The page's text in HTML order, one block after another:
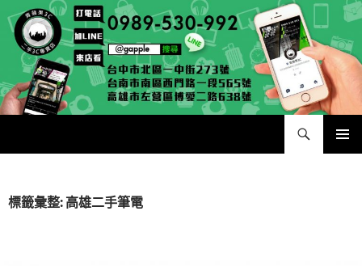
至
內
容
標籤彙整: 高雄二手筆電